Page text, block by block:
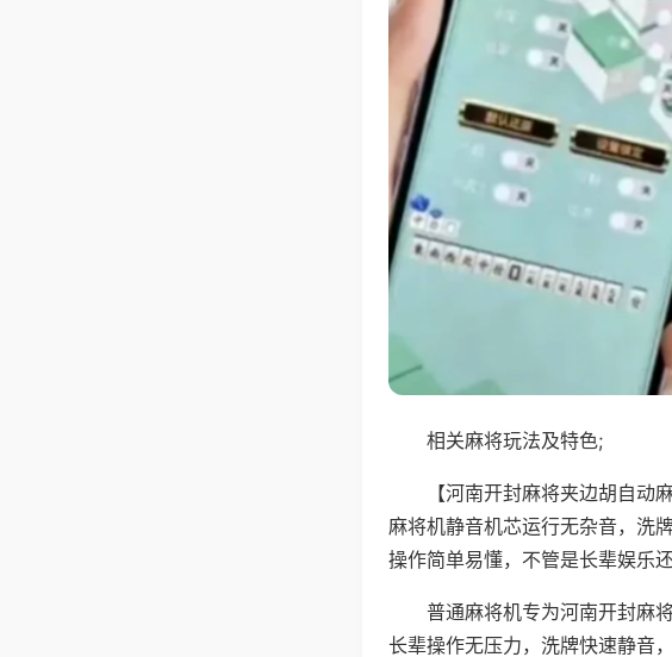
相关麻将玩法及特色;
【河南开封麻将夹边胡自
麻将机静音机芯运行无杂音，洗
操作简单易懂，不管是长辈娱乐
普通麻将机专为河南开封麻
长辈操作无压力，洗牌快速静音